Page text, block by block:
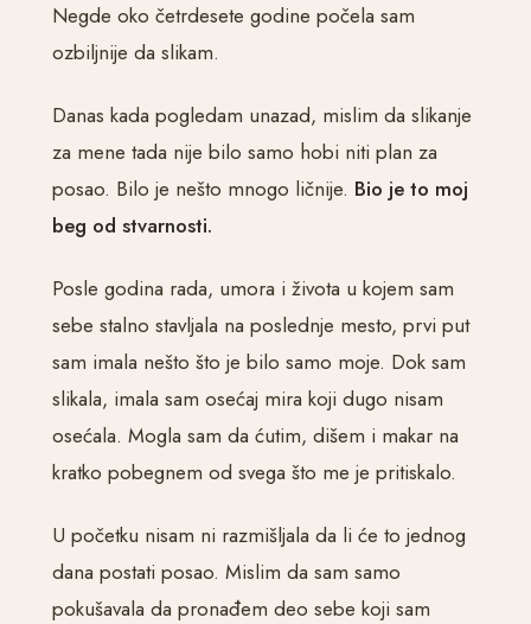
Negde oko četrdesete godine počela sam
ozbiljnije da slikam.
Danas kada pogledam unazad, mislim da slikanje
za mene tada nije bilo samo hobi niti plan za
posao. Bilo je nešto mnogo ličnije. Bio je to moj
beg od stvarnosti.
Posle godina rada, umora i života u kojem sam
sebe stalno stavljala na poslednje mesto, prvi put
sam imala nešto što je bilo samo moje. Dok sam
slikala, imala sam osećaj mira koji dugo nisam
osećala. Mogla sam da ćutim, dišem i makar na
kratko pobegnem od svega što me je pritiskalo.
U početku nisam ni razmišljala da li će to jednog
dana postati posao. Mislim da sam samo
pokušavala da pronađem deo sebe koji sam